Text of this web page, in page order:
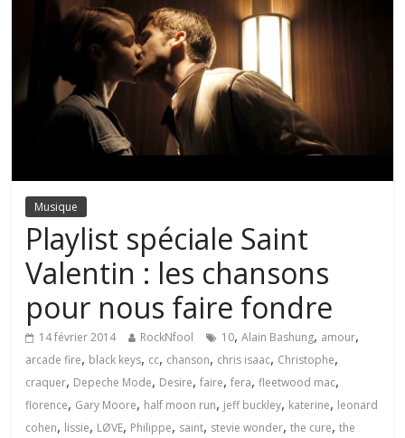
Musique
Playlist spéciale Saint
Valentin : les chansons
pour nous faire fondre
14 février 2014 RockNfool 10,Alain Bashung, amour,
arcade fire, black keys, cc, chanson, chris isaac, Christophe,
craquer, Depeche Mode, Desire,faire,fera,fleetwood mac,
florence, Gary Moore, half moon run, jeff buckley, katerine, leonard
cohen, lissie, LØVE, Philippe, saint, stevie wonder,the cure,the